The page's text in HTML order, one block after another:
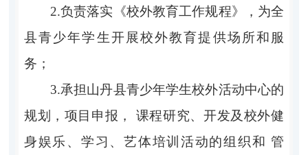
2.负责落实《校外教育工作规程》，为全
县青少年学生开展校外教育提供场所和服
务；
3.承担山丹县青少年学生校外活动中心的
规划，项目申报， 课程研究、开发及校外健
身娱乐、学习、艺体培训活动的组织和 管